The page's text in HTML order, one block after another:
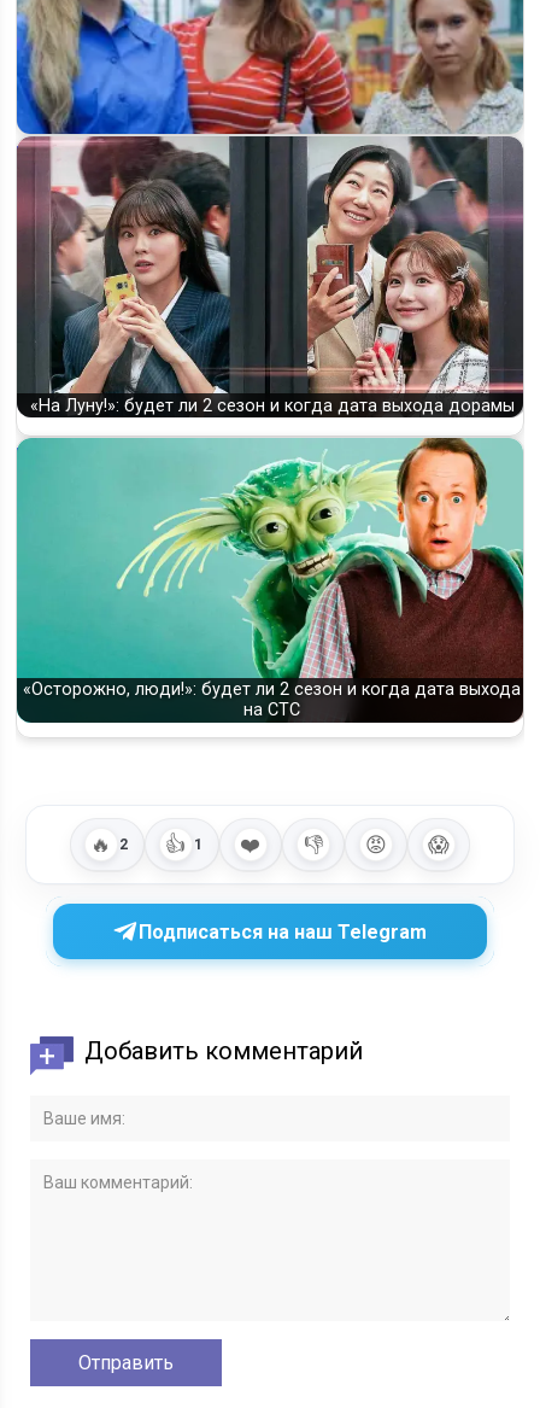
«Лимитчицы» 3 сезон: когда выйдет и будет ли
продолжение на «Россия-1»
«На Луну!»: будет ли 2 сезон и когда дата выхода дорамы
«Осторожно, люди!»: будет ли 2 сезон и когда дата выхода
на СТС
🔥 2 👍 1 ❤️ 👎 😡 😱
Подписаться на наш Telegram
Добавить комментарий